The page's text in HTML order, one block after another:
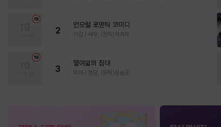
2
언모럴 로맨틱 코미디
가감 / 쌔우, (원작)곽겨자
3
열여덟의 침대
자태 / 청담, (원작)문슬로